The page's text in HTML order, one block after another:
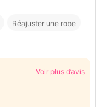
Réajuster une robe
Voir plus d’avis